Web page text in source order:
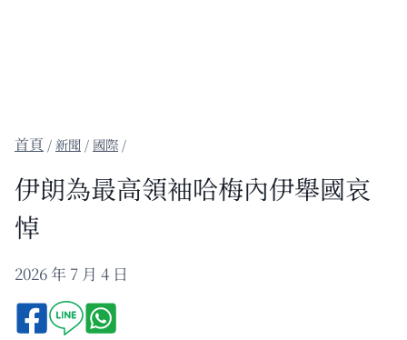
/新聞 / 國際 /
伊朗為最高領袖哈梅內伊舉國哀
悼
2026 年 7 月 4 日